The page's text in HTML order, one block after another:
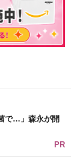
で…」森永が開
PR